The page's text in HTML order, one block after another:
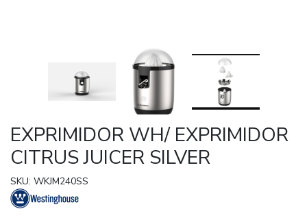
EXPRIMIDOR WH/ EXPRIMIDOR
CITRUS JUICER SILVER
SKU: WKJM240SS